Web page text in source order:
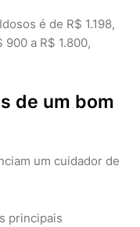
é de R$ 1.198,
a R$ 1.800,
de um bom
um cuidador de
principais